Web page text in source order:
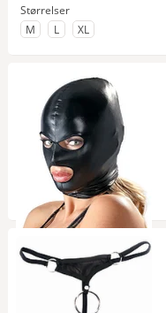
Størrelser
til Størrelse
M til Størrelse
L til Størrelse
XL